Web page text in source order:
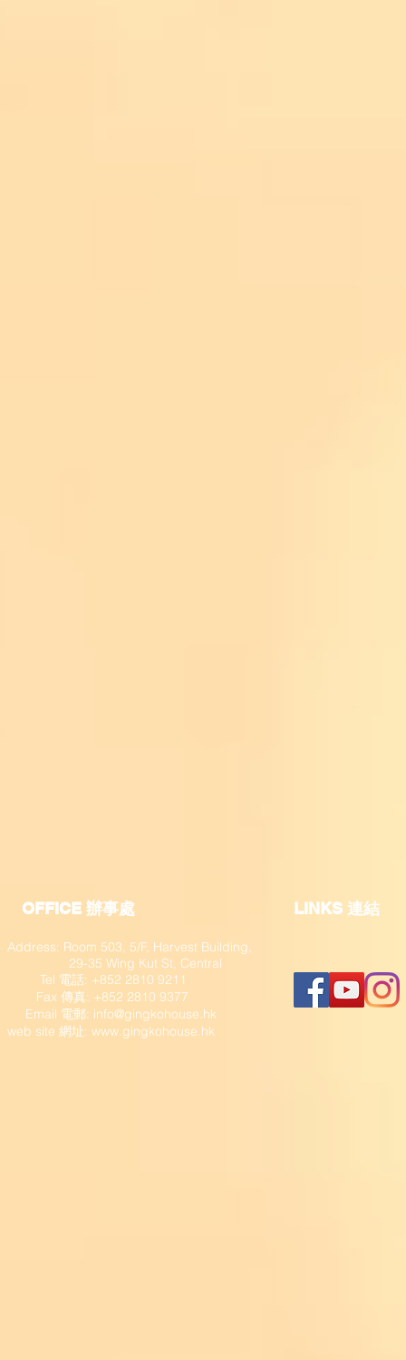
OFFICE 辦事處
Address: Room 503, 5/F, Harvest Building,
29-35 Wing Kut St, Central
Tel 電話: +852 2810 9211
Fax 傳真: +852 2810 9377
​ Email 電郵: info@gingkohouse.hk
web site 網址: www.gingkohouse.hk
​LINKS 連結